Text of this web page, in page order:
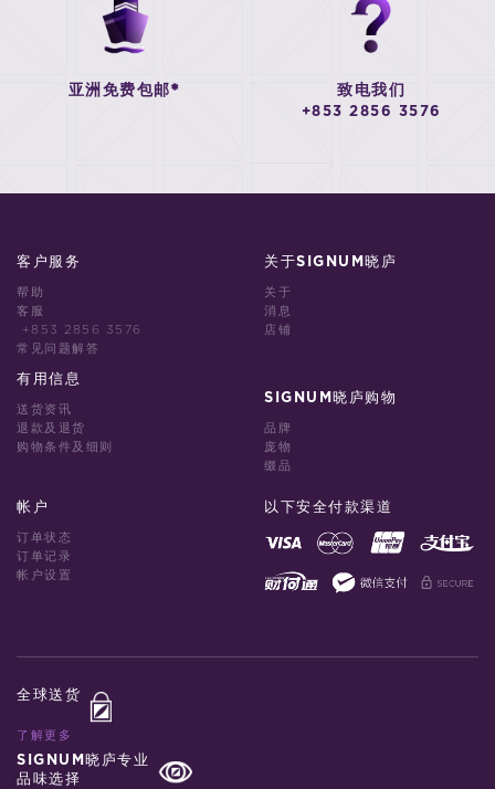
亚洲免费包邮* 致电我们
+853 2856 3576
客户服务
帮助
客服
+853 2856 3576
常见问题解答
有用信息
送货资讯
退款及退货
购物条件及细则
关于SIGNUM晓庐
关于
消息
店铺
SIGNUM晓庐购物
品牌
庞物
缀品
帐户
订单状态
订单记录
帐户设置
以下安全付款渠道
全球送货
了解更多
SIGNUM晓庐专业
品味选择